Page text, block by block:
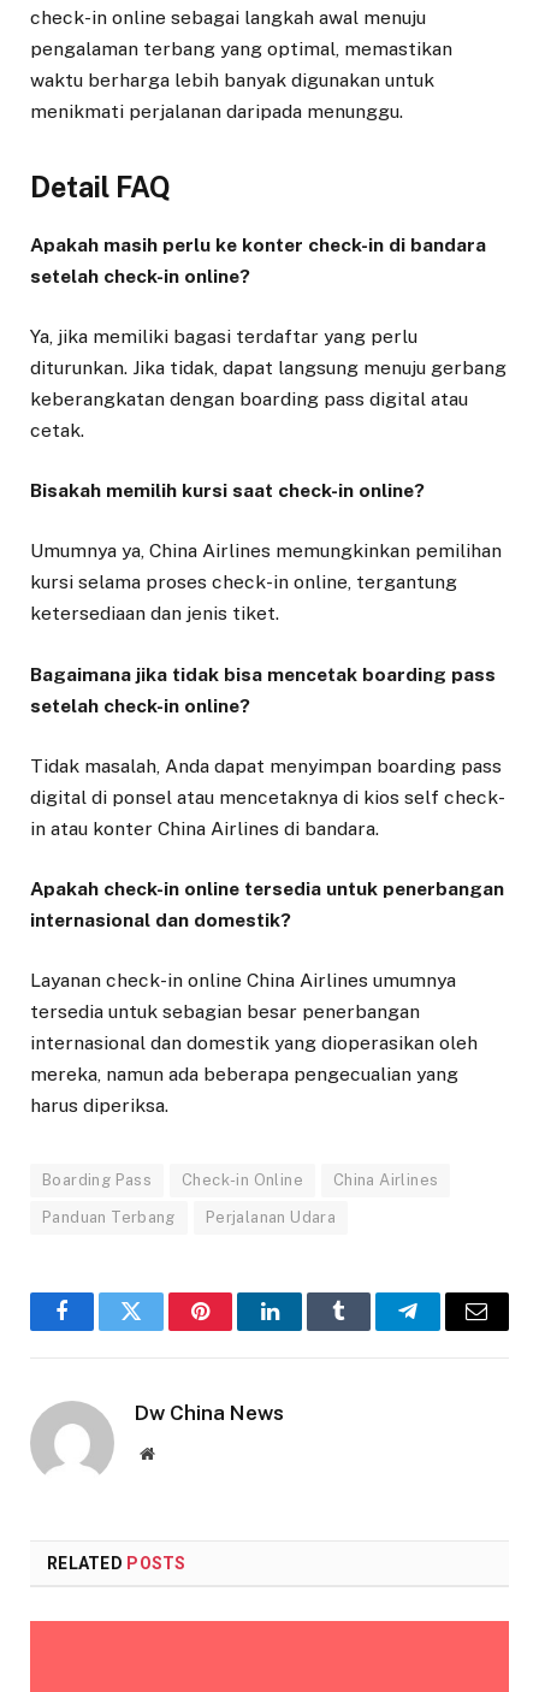
check-in online sebagai langkah awal menuju
pengalaman terbang yang optimal, memastikan
waktu berharga lebih banyak digunakan untuk
menikmati perjalanan daripada menunggu.
Detail FAQ
Apakah masih perlu ke konter check-in di bandara
setelah check-in online?
Ya, jika memiliki bagasi terdaftar yang perlu
diturunkan. Jika tidak, dapat langsung menuju gerbang
keberangkatan dengan boarding pass digital atau
cetak.
Bisakah memilih kursi saat check-in online?
Umumnya ya, China Airlines memungkinkan pemilihan
kursi selama proses check-in online, tergantung
ketersediaan dan jenis tiket.
Bagaimana jika tidak bisa mencetak boarding pass
setelah check-in online?
Tidak masalah, Anda dapat menyimpan boarding pass
digital di ponsel atau mencetaknya di kios self check-
in atau konter China Airlines di bandara.
Apakah check-in online tersedia untuk penerbangan
internasional dan domestik?
Layanan check-in online China Airlines umumnya
tersedia untuk sebagian besar penerbangan
internasional dan domestik yang dioperasikan oleh
mereka, namun ada beberapa pengecualian yang
harus diperiksa.
Boarding Pass Check-in Online China Airlines
Panduan Terbang Perjalanan Udara
FacebookTwitter PinterestLinkedInTumblr TelegramEmail
Dw China News
Website
RELATED POSTS